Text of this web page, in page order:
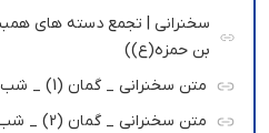
سخنرانی | تجمع دسته های
بن حمزه(ع))
متن سخنرانی _ گمان (1) _ شب اول محرم 1405
متن سخنرانی _ گمان (2) _ شب دوم محرم 1405